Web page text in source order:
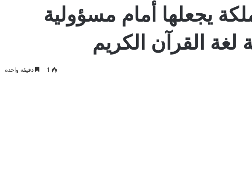
يجعلها أمام مسؤولية
لغة القرآن الكريم
1 دقيقة واحدة